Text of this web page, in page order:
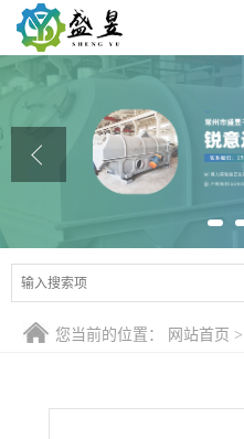
公司首页
公司介绍
公司动态
产品展厅
证书荣誉
联系方式
您当前的位置： 网站首页 >